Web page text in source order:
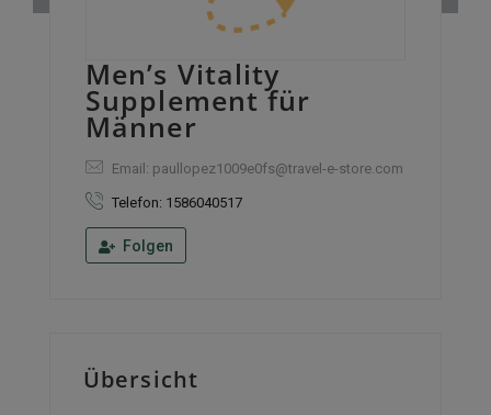
Men’s Vitality
Supplement für
Männer
Email: paullopez1009e0fs@travel-e-store.com
Telefon: 1586040517
Folgen
Übersicht